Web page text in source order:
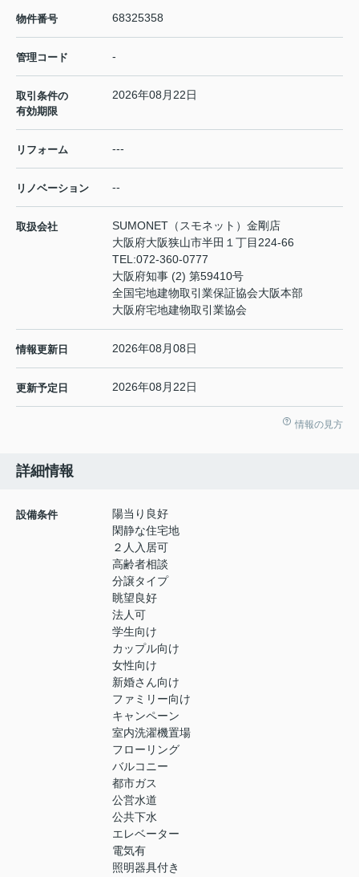
物件番号 68325358
管理コード -
取引条件の
有効期限
2026年08月22日
リフォーム ---
リノベーション --
取扱会社
SUMONET（スモネット）金剛店
大阪府大阪狭山市半田１丁目224-66
TEL:072-360-0777
大阪府知事 (2) 第59410号
全国宅地建物取引業保証協会大阪本部
大阪府宅地建物取引業協会
情報更新日 2026年08月08日
更新予定日 2026年08月22日
情報の見方
詳細情報
設備条件
陽当り良好
閑静な住宅地
２人入居可
高齢者相談
分譲タイプ
眺望良好
法人可
学生向け
カップル向け
女性向け
新婚さん向け
ファミリー向け
キャンペーン
室内洗濯機置場
フローリング
バルコニー
都市ガス
公営水道
公共下水
エレベーター
電気有
照明器具付き